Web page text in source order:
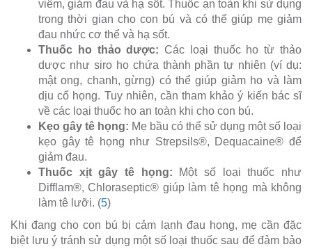
viêm, giảm đau và hạ sốt. Thuốc an toàn khi sử dụng
trong thời gian cho con bú và có thể giúp mẹ giảm
đau nhức cơ thể và hạ sốt.
Thuốc ho thảo dược: Các loại thuốc ho từ thảo
dược như siro ho chứa thành phần tự nhiên (ví dụ:
mật ong, chanh, gừng) có thể giúp giảm ho và làm
dịu cổ họng. Tuy nhiên, cần tham khảo ý kiến bác sĩ
về các loại thuốc ho an toàn khi cho con bú.
Kẹo gây tê họng: Mẹ bầu có thể sử dụng một số loại
kẹo gây tê họng như Strepsils®, Dequacaine® để
giảm đau.
Thuốc xịt gây tê họng: Một số loại thuốc như
Difflam®, Chloraseptic® giúp làm tê họng mà không
làm tê lưỡi. (5)
Khi đang cho con bú bị cảm lạnh đau họng, mẹ cần đặc
biệt lưu ý tránh sử dụng một số loại thuốc sau để đảm bảo